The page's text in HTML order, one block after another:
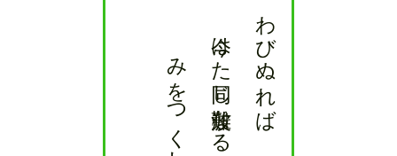
わびぬれば
今はた同じ難波なる